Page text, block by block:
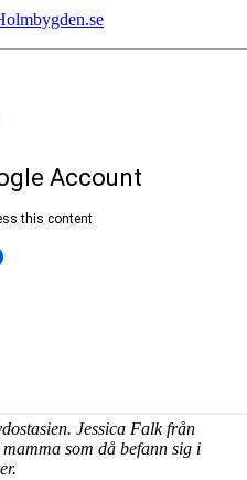
Jessica Falk från
som då befann sig i